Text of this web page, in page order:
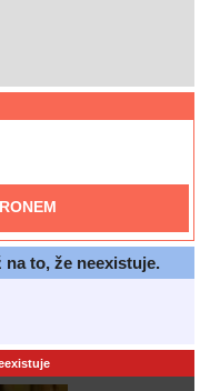
to, že neexistuje.